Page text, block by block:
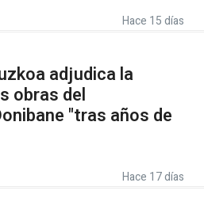
Hace 15 días
adjudica la
obras del
"tras años de
Hace 17 días